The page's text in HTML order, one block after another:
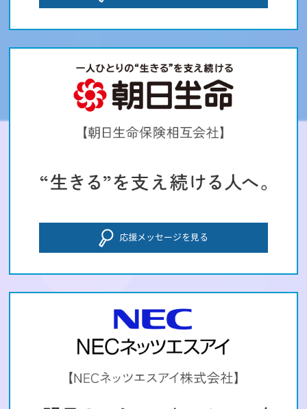
応援メッセージを見る